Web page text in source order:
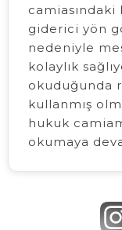
camiasındaki
giderici yön
nedeniyle
kolaylık
okuduğunda
kullanmış
hukuk
okumaya